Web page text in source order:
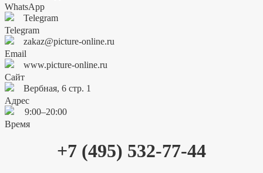
Telegram
zakaz@picture-online.ru
www.picture-online.ru
Вербная, 6 стр. 1
9:00–20:00
+7 (495) 532-77-44